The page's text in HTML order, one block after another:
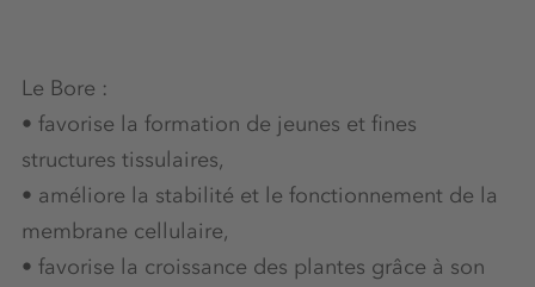
Le Bore :
• favorise la formation de jeunes et fines
structures tissulaires,
• améliore la stabilité et le fonctionnement de la
membrane cellulaire,
• favorise la croissance des plantes grâce à son